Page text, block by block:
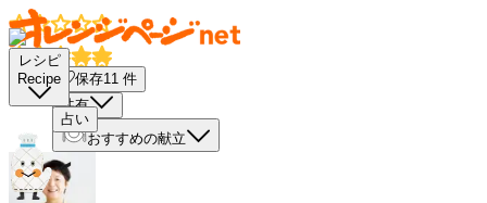
レシピ
Recipe
占い
保存11 件
共有
おすすめの献立